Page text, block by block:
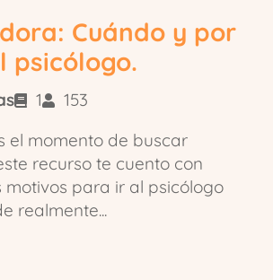
Cuándo y por
psicólogo.
1
153
el momento de buscar
recurso te cuento con
motivos para ir al psicólogo
realmente...